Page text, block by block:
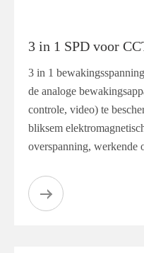
3 in 1 SPD voor
3 in 1
de analoge
controle, video) te
bliksem
overspanning, werkende